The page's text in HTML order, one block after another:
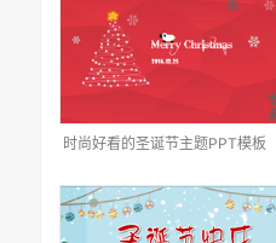
时尚好看的圣诞节主题PPT模板